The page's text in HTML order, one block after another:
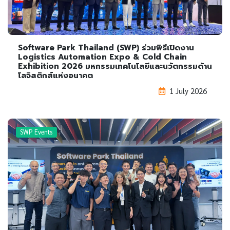
Software Park Thailand (SWP) ร่วมพิธีเปิดงาน
Logistics Automation Expo & Cold Chain
Exhibition 2026 มหกรรมเทคโนโลยีและนวัตกรรมด้าน
โลจิสติกส์แห่งอนาคต
1 July 2026
SWP Events